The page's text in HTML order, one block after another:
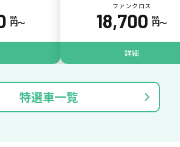
イカル たすカッター3
税込
円〜
ファンクロス
18,700 税込
円〜
詳細
特選車一覧